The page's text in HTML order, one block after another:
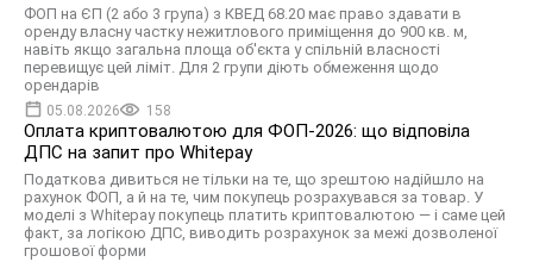
ФОП на ЄП (2 або 3 група) з КВЕД 68.20 має право здавати в
оренду власну частку нежитлового приміщення до 900 кв. м,
навіть якщо загальна площа об'єкта у спільній власності
перевищує цей ліміт. Для 2 групи діють обмеження щодо
орендарів
05.08.2026 158
Оплата криптовалютою для ФОП-2026: що відповіла
ДПС на запит про Whitepay
Податкова дивиться не тільки на те, що зрештою надійшло на
рахунок ФОП, а й на те, чим покупець розрахувався за товар. У
моделі з Whitepay покупець платить криптовалютою — і саме цей
факт, за логікою ДПС, виводить розрахунок за межі дозволеної
грошової форми